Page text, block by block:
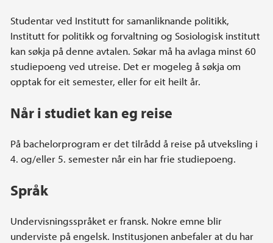
Studentar ved Institutt for samanliknande politikk,
Institutt for politikk og forvaltning og Sosiologisk institutt
kan søkja på denne avtalen. Søkar må ha avlaga minst 60
studiepoeng ved utreise. Det er mogeleg å søkja om
opptak for eit semester, eller for eit heilt år.
Når i studiet kan eg reise
På bachelorprogram er det tilrådd å reise på utveksling i
4. og/eller 5. semester når ein har frie studiepoeng.
Språk
Undervisningsspråket er fransk. Nokre emne blir
underviste på engelsk. Institusjonen anbefaler at du har